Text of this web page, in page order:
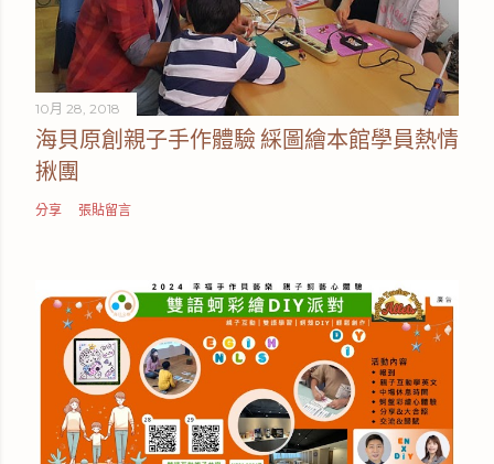
10月 28, 2018
海貝原創親子手作體驗 綵圖繪本館學員熱情
揪團
分享 張貼留言